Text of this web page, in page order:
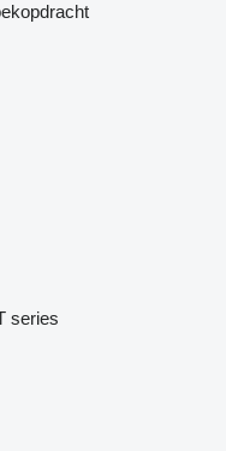
series